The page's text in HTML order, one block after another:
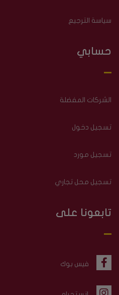
سياسة الترجيع
حسابي
الشركات المفضلة
تسجيل دخول
تسجيل مورد
تسجيل محل تجاري
تابعونا على
فيس بوك